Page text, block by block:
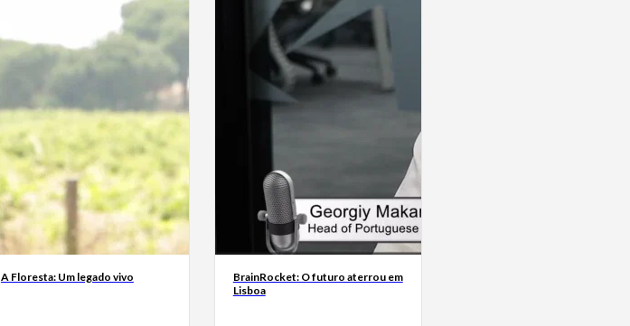
A Floresta: Um legado vivo
BrainRocket: O futuro aterrou em
Lisboa